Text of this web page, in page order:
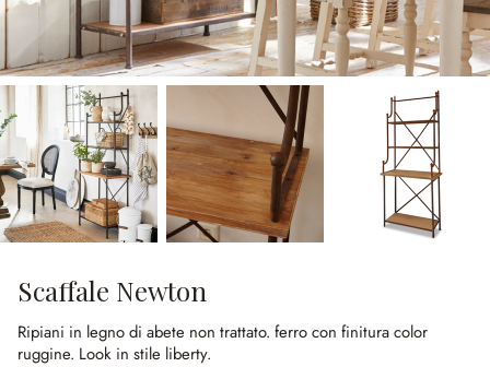
Scaffale Newton
Ripiani in legno di abete non trattato. ferro con finitura color
ruggine. Look in stile liberty.